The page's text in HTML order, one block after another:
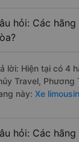
hỏi: Các
lời: Hiện tại có 4
Travel, Phương
này: Xe
hỏi: Các